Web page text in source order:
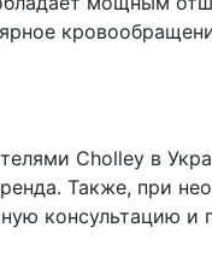
Cholley в
Также, при
консультацию